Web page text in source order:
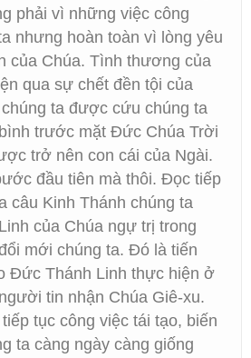
phải vì những việc công
nhưng hoàn toàn vì lòng yêu
của Chúa. Tình thương của
qua sự chết đền tội của
ta được cứu chúng ta
trước mặt Đức Chúa Trời
trở nên con cái của Ngài.
đầu tiên mà thôi. Đọc tiếp
câu Kinh Thánh chúng ta
của Chúa ngự trị trong
mới chúng ta. Đó là tiến
Đức Thánh Linh thực hiện ở
tin nhận Chúa Giê-xu.
tục công việc tái tạo, biến
ta càng ngày càng giống